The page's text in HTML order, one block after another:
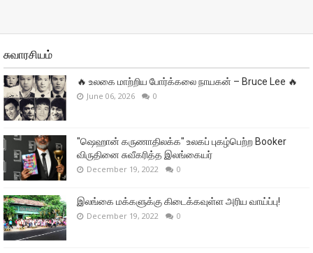
சுவாரசியம்
🔥 உலகை மாற்றிய போர்க்கலை நாயகன் – Bruce Lee 🔥
June 06, 2026 0
"ஷெஹான் கருணாதிலக்க" உலகப் புகழ்பெற்ற Booker
விருதினை சுவீகரித்த இலங்கையர்
December 19, 2022 0
இலங்கை மக்களுக்கு கிடைக்கவுள்ள அரிய வாய்ப்பு!
December 19, 2022 0